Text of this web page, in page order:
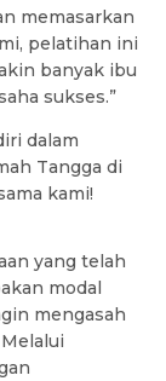
memasarkan
pelatihan ini
banyak ibu
sukses.”
dalam
Tangga di
kami!
yang telah
modal
mengasah